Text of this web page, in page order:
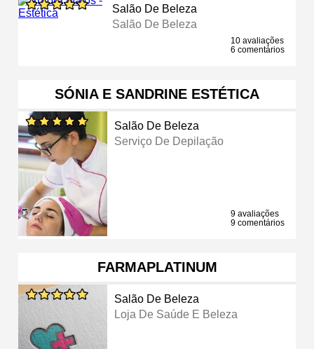
Salão De Beleza
Salão De Beleza
10 avaliações
6 comentários
SÓNIA E SANDRINE ESTÉTICA
Salão De Beleza
Serviço De Depilação
9 avaliações
9 comentários
FARMAPLATINUM
Salão De Beleza
Loja De Saúde E Beleza